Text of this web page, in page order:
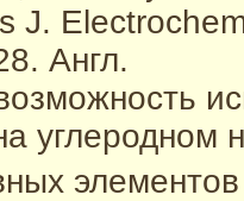
J.
Англ.
углеродном